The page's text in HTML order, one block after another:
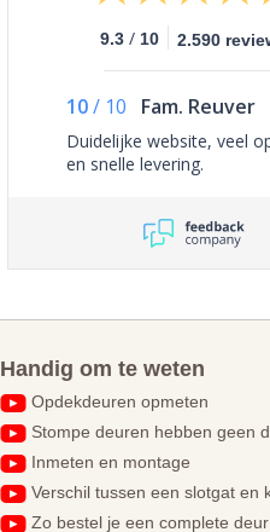
9.3 / 10 2.590
10/ 10 Fam. Reuver
Duidelijke website, veel
en snelle levering.
Handig om te weten
Opdekdeuren opmeten
Stompe deuren hebben geen
Inmeten en montage
Verschil tussen een slotgat en
Zo bestel je een complete deur